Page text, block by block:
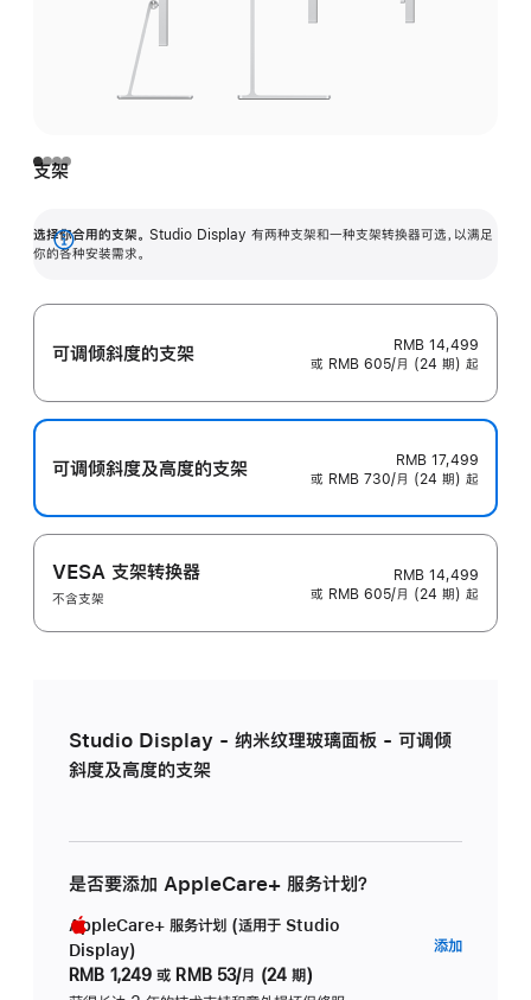
支架
选择你合用的支架。 Studio Display 有两种支架和一种支架转换器可选，以满足
你的各种安装需求。
展
可调倾斜度的支架
RMB 14,499
或 RMB 605/月 (24 期) 起
可调倾斜度及高‍度的支‍架
RMB 17,499
或 RMB 730/月 (24 期) 起
VESA 支架转换器
不含支架
RMB 14,499
或 RMB 605/月 (24 期) 起
Studio Display - 纳米纹理玻璃面板 - 可调倾
斜度及高度的支架
是否要添加 AppleCare+ 服务计划？
AppleCare+ 服务计划 (适用于 Studio
Display)
RMB 1,249 或 RMB 53/月 (24 期)
添加